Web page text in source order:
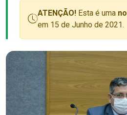
ATENÇÃO! Esta é uma
em 15 de Junho de 2021.